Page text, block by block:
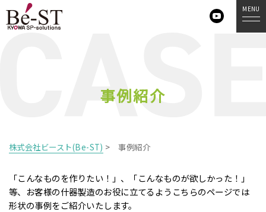
MENU
事例紹介
株式会社ビースト(Be-ST) > 事例紹介
「こんなものを作りたい！」、「こんなものが欲しかった！」
等、 お客様の什器製造のお役に立てるようこちらのページでは
形状の事例をご紹介いたします。